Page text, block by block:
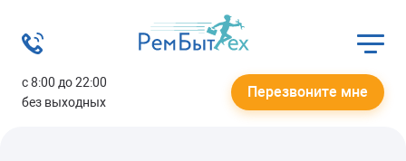
с 8:00 до 22:00
без выходных
Перезвоните мне